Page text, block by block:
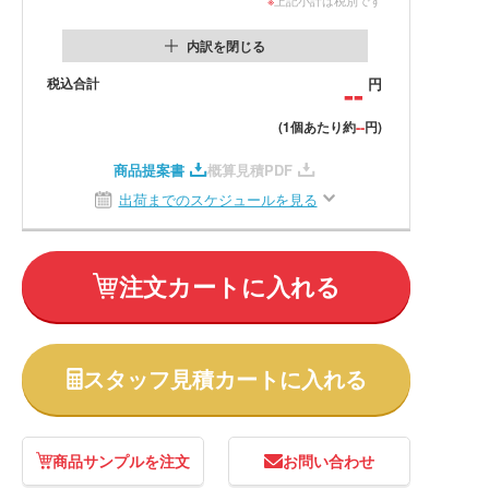
内訳を閉じる
税込合計
-- 円
(1個あたり約--円)
商品提案書
概算見積PDF
出荷までのスケジュールを見る
注文カートに入れる
スタッフ見積カートに入れる
商品サンプルを注文 お問い合わせ